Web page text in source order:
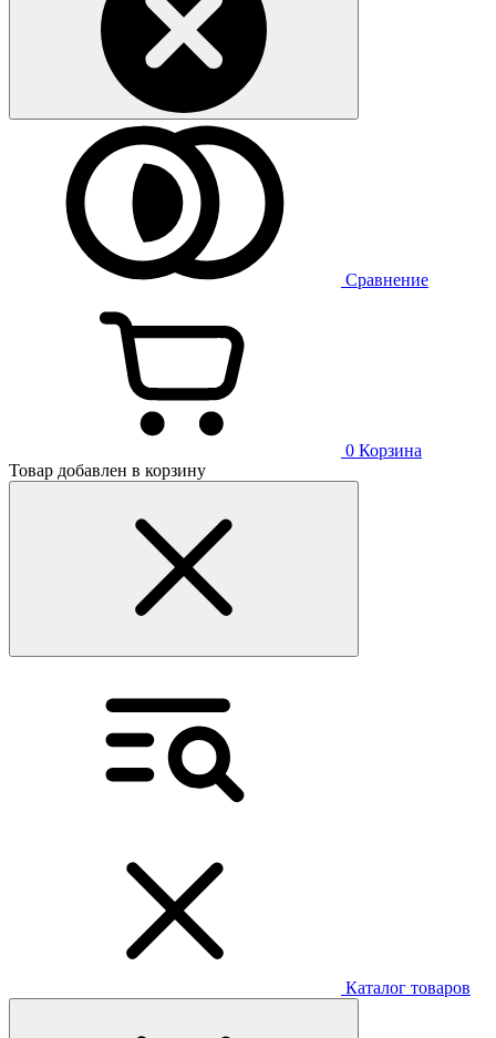
Сравнение
0 Корзина
Товар добавлен в корзину
Каталог товаров